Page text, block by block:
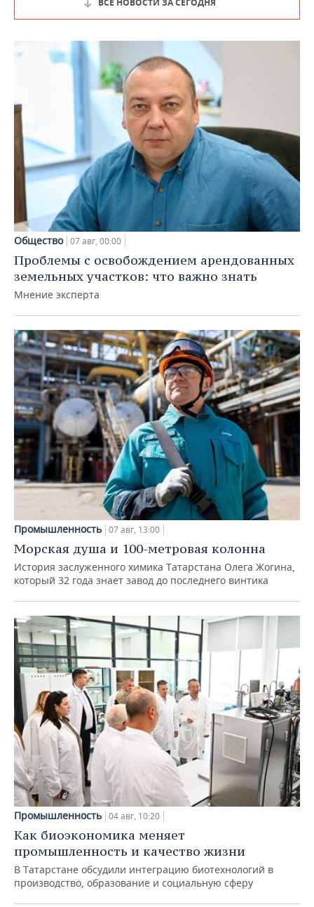
ВСЕ НОВОСТИ ЗА СЕГОДНЯ
Общество 07 авг, 00:00
Проблемы с освобождением арендованных
земельных участков: что важно знать
Мнение эксперта
Промышленность 07 авг, 13:00
Морская душа и 100-метровая колонна
История заслуженного химика Татарстана Олега Жогина,
который 32 года знает завод до последнего винтика
Промышленность 04 авг, 10:20
Как биоэкономика меняет
промышленность и качество жизни
В Татарстане обсудили интеграцию биотехнологий в
производство, образование и социальную сферу